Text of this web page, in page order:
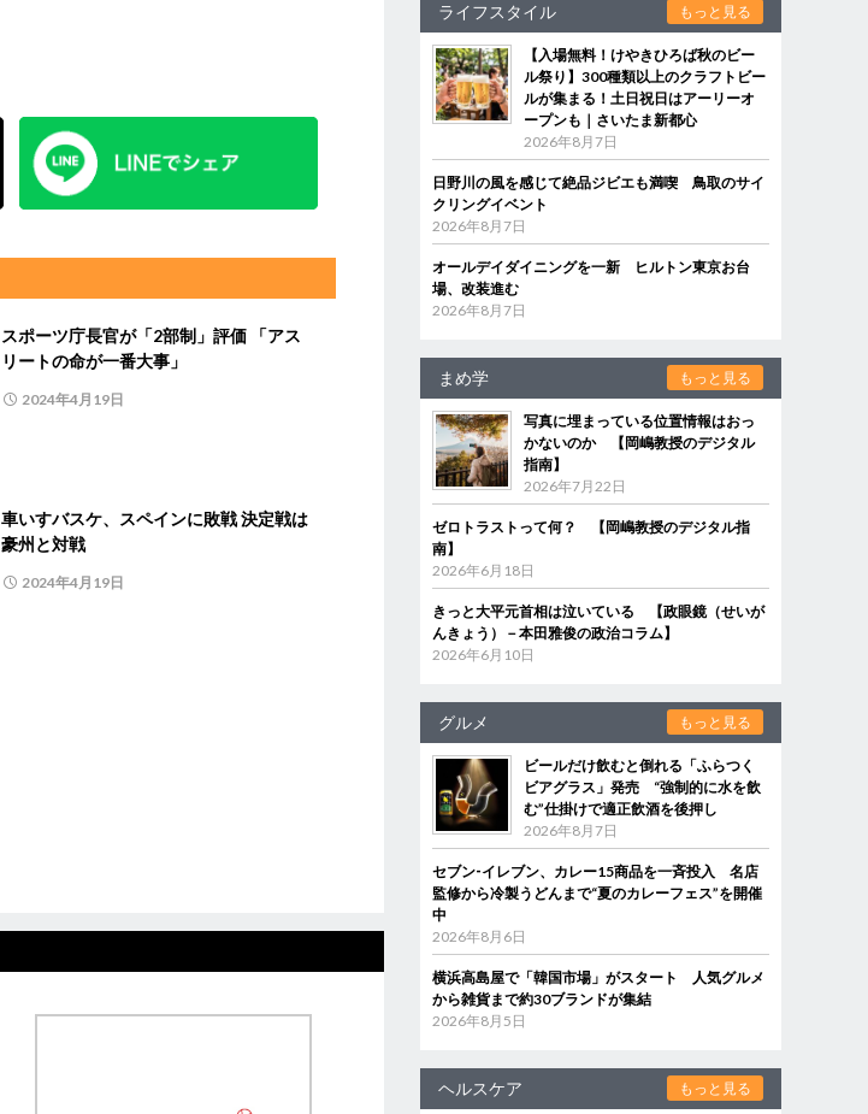
スポーツ庁長官が「2部制」評価 「アス
リートの命が一番大事」
2024年4月19日
車いすバスケ、スペインに敗戦 決定戦は
豪州と対戦
2024年4月19日
ライフスタイル もっと見る
【入場無料！けやきひろば秋のビー
ル祭り】300種類以上のクラフトビー
ルが集まる！土日祝日はアーリーオ
ープンも｜さいたま新都心
2026年8月7日
日野川の風を感じて絶品ジビエも満喫 鳥取のサイ
クリングイベント
2026年8月7日
オールデイダイニングを一新 ヒルトン東京お台
場、改装進む
2026年8月7日
まめ学 もっと見る
写真に埋まっている位置情報はおっ
かないのか 【岡嶋教授のデジタル
指南】
2026年7月22日
ゼロトラストって何？ 【岡嶋教授のデジタル指
南】
2026年6月18日
きっと大平元首相は泣いている 【政眼鏡（せいが
んきょう）－本田雅俊の政治コラム】
2026年6月10日
グルメ もっと見る
ビールだけ飲むと倒れる「ふらつく
ビアグラス」発売 “強制的に水を飲
む”仕掛けで適正飲酒を後押し
2026年8月7日
セブン‐イレブン、カレー15商品を一斉投入 名店
監修から冷製うどんまで“夏のカレーフェス”を開催
中
2026年8月6日
横浜高島屋で「韓国市場」がスタート 人気グルメ
から雑貨まで約30ブランドが集結
2026年8月5日
ヘルスケア もっと見る